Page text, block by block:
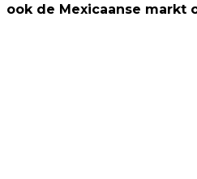
ook de Mexicaanse markt